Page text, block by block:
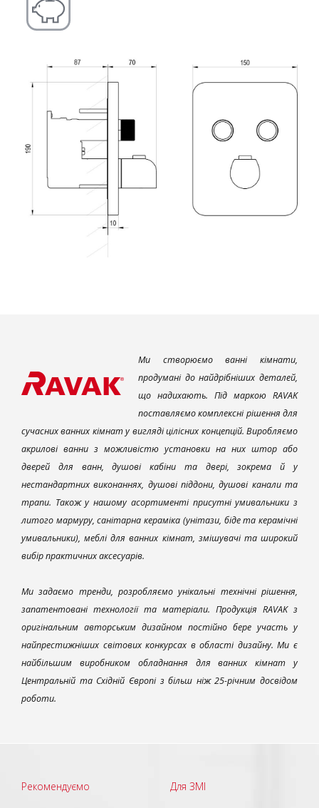
Ми створюємо ванні кімнати,
продумані до найдрібніших деталей,
що надихають. Під маркою RAVAK
поставляємо комплексні рішення для
сучасних ванних кімнат у вигляді цілісних концепцій. Виробляємо
акрилові ванни з можливістю установки на них штор або
дверей для ванн, душові кабіни та двері, зокрема й у
нестандартних виконаннях, душові піддони, душові канали та
трапи. Також у нашому асортименті присутні умивальники з
литого мармуру, санітарна кераміка (унітази, біде та керамічні
умивальники), меблі для ванних кімнат, змішувачі та широкий
вибір практичних аксесуарів.
Ми задаємо тренди, розробляємо унікальні технічні рішення,
запатентовані технології та матеріали. Продукція RAVAK з
оригінальним авторським дизайном постійно бере участь у
найпрестижніших світових конкурсах в області дизайну. Ми є
найбільшим виробником обладнання для ванних кімнат у
Центральній та Східній Європі з більш ніж 25-річним досвідом
роботи.
Рекомендуємо Для ЗМІ